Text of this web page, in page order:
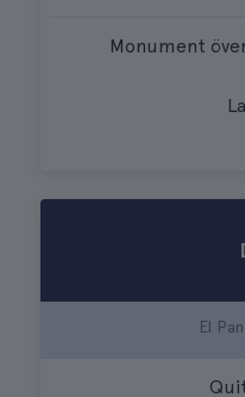
Monument
El